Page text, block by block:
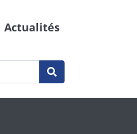
Actualités